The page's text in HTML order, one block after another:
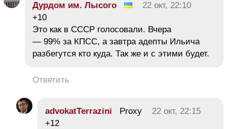
Дурдом им. Лысого
22 окт, 22:10
+10
Это как в СССР голосовали. Вчера
— 99% за КПСС, а завтра адепты Ильича
разбегутся кто куда. Так же и с этими будет.
Ответить
advokatTerrazini Proxy
22 окт, 22:15
+12